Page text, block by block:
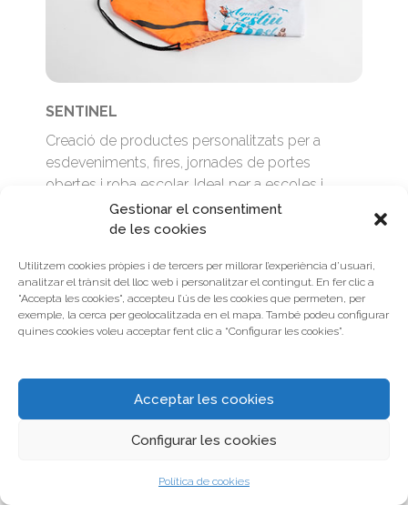
Gestionar el consentiment
de les cookies
Utilitzem cookies pròpies i de tercers per millorar l’experiència d’usuari,
analitzar el trànsit del lloc web i personalitzar el contingut. En fer clic a
"Accepta les cookies", accepteu l’ús de les cookies que permeten, per
exemple, la cerca per geolocalitzada en el mapa. També podeu configurar
quines cookies voleu acceptar fent clic a “Configurar les cookies”.
Acceptar les cookies
Configurar les cookies
Política de cookies
SENTINEL
Creació de productes personalitzats per a
esdeveniments, fires, jornades de portes
obertes i roba escolar. Ideal per a escoles i